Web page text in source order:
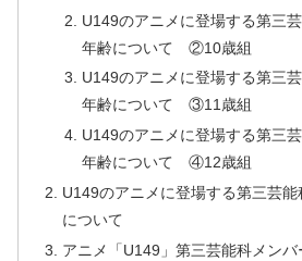
U149のアニメに登場する第三
年齢について ②10歳組
U149のアニメに登場する第三
年齢について ③11歳組
U149のアニメに登場する第三
年齢について ④12歳組
U149のアニメに登場する第三芸
について
アニメ「U149」第三芸能科メン